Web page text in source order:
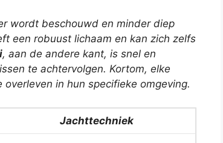
wordt beschouwd en minder diep
een robuust lichaam en kan zich zelfs
, aan de andere kant, is snel en
te achtervolgen. Kortom, elke
in hun specifieke omgeving.
Jachttechniek